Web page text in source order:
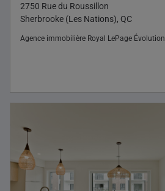
2750 Rue du Roussillon
Sherbrooke (Les Nations), QC
Agence immobilière Royal LePage Évolution